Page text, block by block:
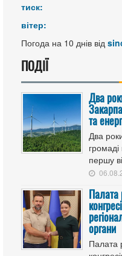
тиск:
вітер:
Погода на 10 днів від
ПОДІЇ
Два
та
Два
першу
Палата
органи
Палата